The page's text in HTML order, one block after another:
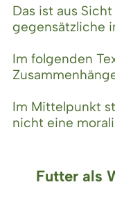
Das ist aus
gegensätzliche
Im folgenden
Im Mittelpunkt
nicht eine
Futter als